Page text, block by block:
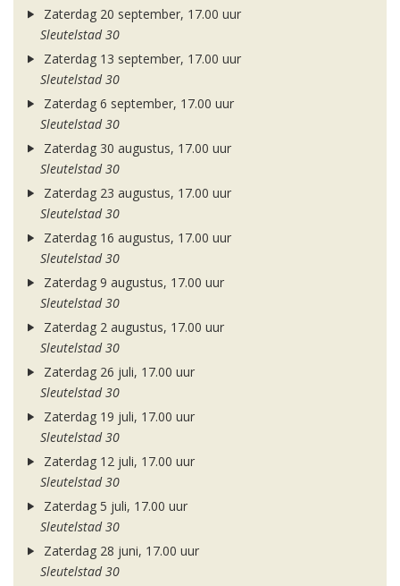
Zaterdag 20 september, 17.00 uur
Sleutelstad 30
Zaterdag 13 september, 17.00 uur
Sleutelstad 30
Zaterdag 6 september, 17.00 uur
Sleutelstad 30
Zaterdag 30 augustus, 17.00 uur
Sleutelstad 30
Zaterdag 23 augustus, 17.00 uur
Sleutelstad 30
Zaterdag 16 augustus, 17.00 uur
Sleutelstad 30
Zaterdag 9 augustus, 17.00 uur
Sleutelstad 30
Zaterdag 2 augustus, 17.00 uur
Sleutelstad 30
Zaterdag 26 juli, 17.00 uur
Sleutelstad 30
Zaterdag 19 juli, 17.00 uur
Sleutelstad 30
Zaterdag 12 juli, 17.00 uur
Sleutelstad 30
Zaterdag 5 juli, 17.00 uur
Sleutelstad 30
Zaterdag 28 juni, 17.00 uur
Sleutelstad 30